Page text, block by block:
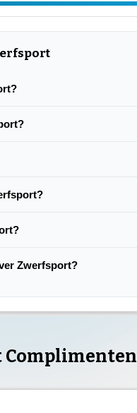
Zwerfsport?
Complimenten